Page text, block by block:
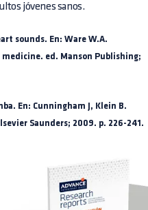
jóvenes sanos.
sounds. En: Ware W.A.
ed. Manson Publishing;
En: Cunningham J, Klein B.
Saunders; 2009. p. 226-241.